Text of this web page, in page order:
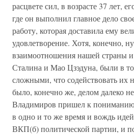
расцвете сил, в возрасте 37 лет,
где он выполнил главное дело
работу, которая доставила ему
удовлетворение. Хотя, конечно,
взаимоотношения нашей страны и
Сталина и Мао Цзэдуна, были в то
сложными, что содействовать их
было, конечно же, делом далеко
Владимиров пришел к
в одно и то же время и вождь
ВКП(б) политической партии, и